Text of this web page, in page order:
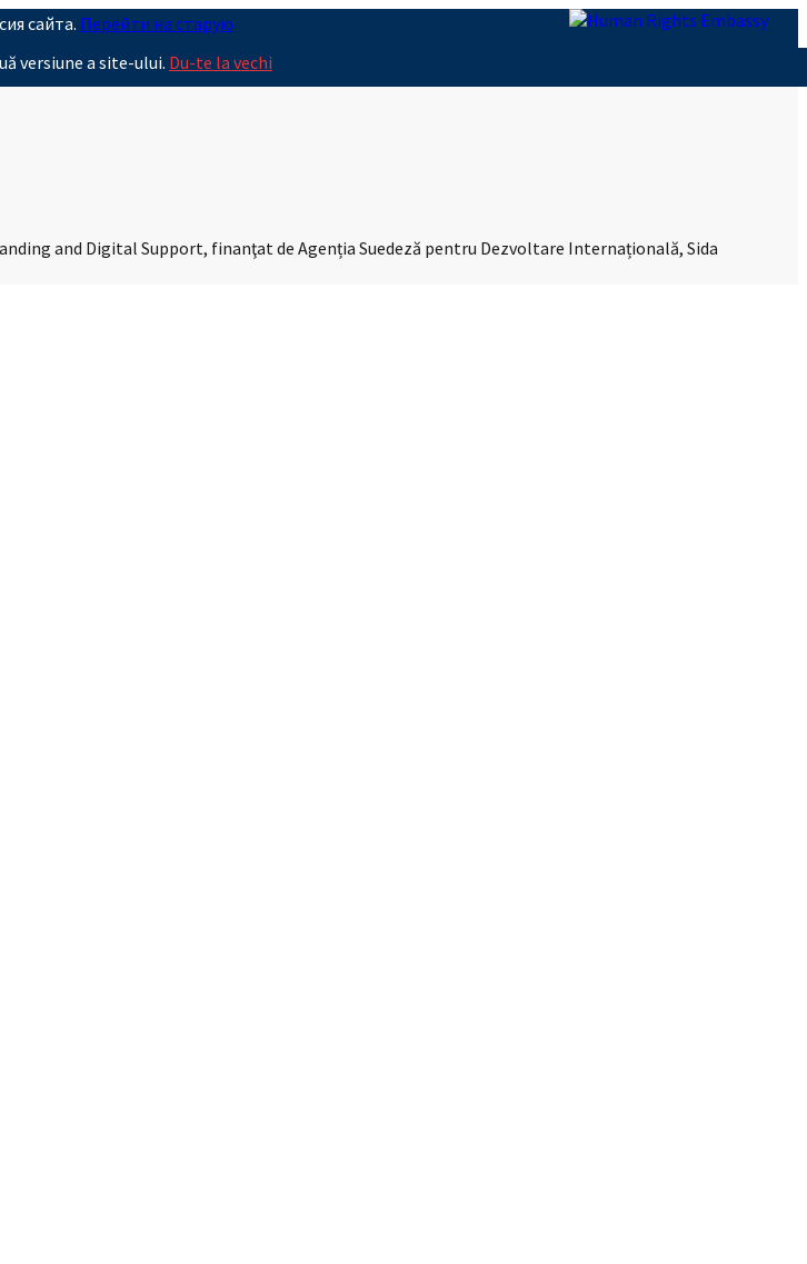
сайта. Перейти на старую
versiune a site-ului. Du-te la vechi
and Digital Support, finanţat de Agenția Suedeză pentru Dezvoltare Internațională, Sida